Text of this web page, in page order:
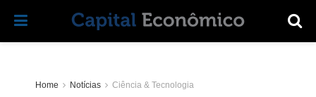
Home Notícias Ciência & Tecnologia